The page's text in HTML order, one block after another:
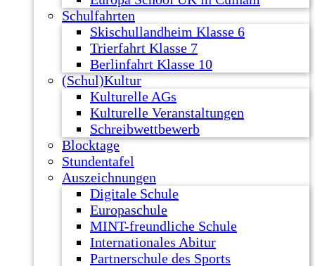
Schulfahrten
Skischullandheim Klasse 6
Trierfahrt Klasse 7
Berlinfahrt Klasse 10
(Schul)Kultur
Kulturelle AGs
Kulturelle Veranstaltungen
Schreibwettbewerb
Blocktage
Stundentafel
Auszeichnungen
Digitale Schule
Europaschule
MINT-freundliche Schule
Internationales Abitur
Partnerschule des Sports